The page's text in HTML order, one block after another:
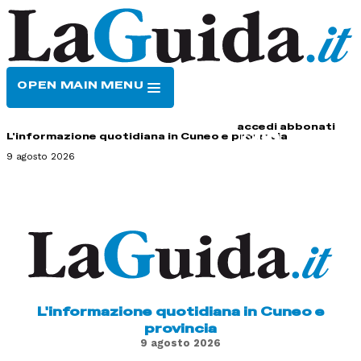
OPEN MAIN MENU
accedi abbonati
L'informazione quotidiana in Cuneo e provincia
9 agosto 2026
L'informazione quotidiana in Cuneo e
provincia
9 agosto 2026